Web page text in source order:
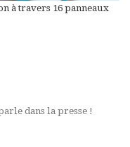
à travers 16 panneaux
dans la presse !